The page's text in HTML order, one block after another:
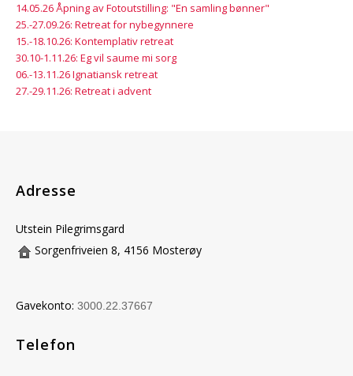
14.05.26 Åpning av Fotoutstilling: "En samling bønner"
25.-27.09.26: Retreat for nybegynnere
15.-18.10.26: Kontemplativ retreat
30.10-1.11.26: Eg vil saume mi sorg
06.-13.11.26 Ignatiansk retreat
27.-29.11.26: Retreat i advent
Adresse
Utstein Pilegrimsgard
Sorgenfriveien 8, 4156 Mosterøy
Gavekonto: 3000.22.37667
Telefon